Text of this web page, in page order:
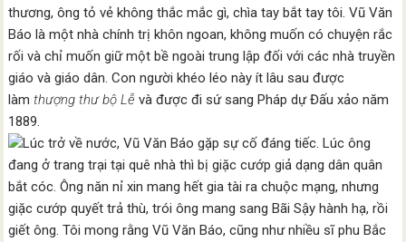
thương, ông tỏ vẻ không thắc mắc gì, chìa tay bắt tay tôi. Vũ Văn
Báo là một nhà chính trị khôn ngoan, không muốn có chuyện rắc
rối và chỉ muốn giữ một bề ngoài trung lập đối với các nhà truyền
giáo và giáo dân. Con người khéo léo này ít lâu sau được
làmthượng thư bộ Lễ và được đi sứ sang Pháp dự Đấu xảo năm
1889.
Lúc trở về nước, Vũ Văn Báo gặp sự cố đáng tiếc. Lúc ông
đang ở trang trại tại quê nhà thì bị giặc cướp giả dạng dân quân
bắt cóc. Ông năn nỉ xin mang hết gia tài ra chuộc mạng, nhưng
giặc cướp quyết trả thù, trói ông mang sang Bãi Sậy hành hạ, rồi
giết ông. Tôi mong rằng Vũ Văn Báo, cũng như nhiều sĩ phu Bắc